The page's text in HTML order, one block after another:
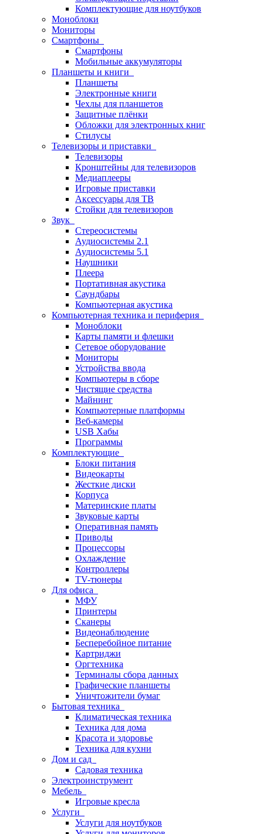
Комплектующие для ноутбуков
Моноблоки
Мониторы
Смартфоны
Смартфоны
Мобильные аккумуляторы
Планшеты и книги
Планшеты
Электронные книги
Чехлы для планшетов
Защитные плёнки
Обложки для электронных книг
Стилусы
Телевизоры и приставки
Телевизоры
Кронштейны для телевизоров
Медиаплееры
Игровые приставки
Аксессуары для ТВ
Стойки для телевизоров
Звук
Стереосистемы
Аудиосистемы 2.1
Аудиосистемы 5.1
Наушники
Плеера
Портативная акустика
Саундбары
Компьютерная акустика
Компьютерная техника и периферия
Моноблоки
Карты памяти и флешки
Сетевое оборудование
Мониторы
Устройства ввода
Компьютеры в сборе
Чистящие средства
Майнинг
Компьютерные платформы
Веб-камеры
USB Хабы
Программы
Комплектующие
Блоки питания
Видеокарты
Жесткие диски
Корпуса
Материнские платы
Звуковые карты
Оперативная память
Приводы
Процессоры
Охлаждение
Контроллеры
TV-тюнеры
Для офиса
МФУ
Принтеры
Сканеры
Видеонаблюдение
Бесперебойное питание
Картриджи
Оргтехника
Терминалы сбора данных
Графические планшеты
Уничтожители бумаг
Бытовая техника
Климатическая техника
Техника для дома
Красота и здоровье
Техника для кухни
Дом и сад
Садовая техника
Электроинструмент
Мебель
Игровые кресла
Услуги
Услуги для ноутбуков